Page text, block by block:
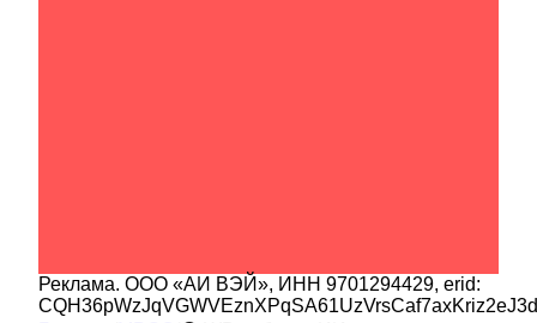
Реклама. ООО «АИ ВЭЙ», ИНН 9701294429, erid: